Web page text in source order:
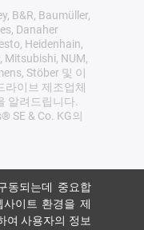
B&R, Baumüller,
Danaher
Heidenhain,
Mitsubishi, NUM,
Stöber 및 이
라이브 제조업체
알려드립니다.
SE & Co. KG의
동되는데 중요합
이트 환경을 제
여 사용자의 정보